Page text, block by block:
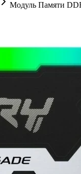
Модуль Памяти